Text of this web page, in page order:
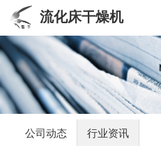
流化床干燥机
公司动态 行业资讯